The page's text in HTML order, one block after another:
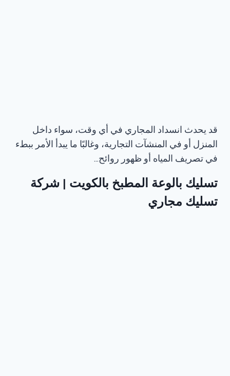
قد يحدث انسداد المجاري في أي وقت، سواء داخل
المنزل أو في المنشآت التجارية، وغالبًا ما يبدأ الأمر ببطء
في تصريف المياه أو ظهور روائح…
تسليك بالوعة المطبخ بالكويت​ | شركة
تسليك مجاري